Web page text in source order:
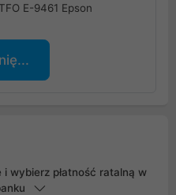
E-9461 Epson
i wybierz płatność ratalną w